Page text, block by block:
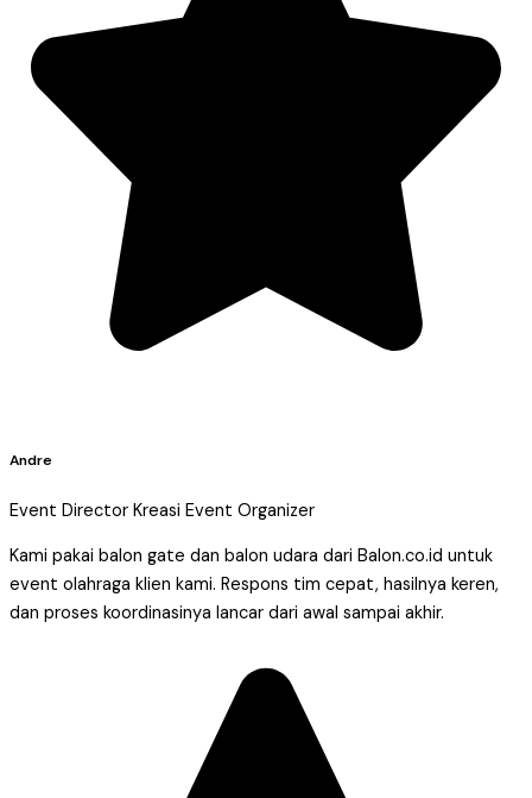
Andre
Event Director Kreasi Event Organizer
Kami pakai balon gate dan balon udara dari Balon.co.id untuk
event olahraga klien kami. Respons tim cepat, hasilnya keren,
dan proses koordinasinya lancar dari awal sampai akhir.